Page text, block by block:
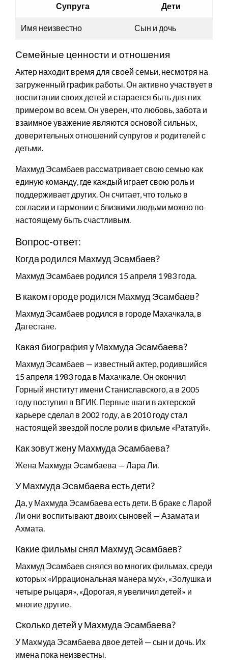
Супруга Дети
Имя неизвестно Сын и дочь
Семейные ценности и отношения
Актер находит время для своей семьи, несмотря на
загруженный график работы. Он активно участвует в
воспитании своих детей и старается быть для них
примером во всем. Он уверен, что любовь, забота и
взаимное уважение являются основой сильных,
доверительных отношений супругов и родителей с
детьми.
Махмуд Эсамбаев рассматривает свою семью как
единую команду, где каждый играет свою роль и
поддерживает других. Он считает, что только в
согласии и гармонии с близкими людьми можно по-
настоящему быть счастливым.
Вопрос-ответ:
Когда родился Махмуд Эсамбаев?
Махмуд Эсамбаев родился 15 апреля 1983 года.
В каком городе родился Махмуд Эсамбаев?
Махмуд Эсамбаев родился в городе Махачкала, в
Дагестане.
Какая биография у Махмуда Эсамбаева?
Махмуд Эсамбаев — известный актер, родившийся
15 апреля 1983 года в Махачкале. Он окончил
Горный институт имени Станиславского, а в 2005
году поступил в ВГИК. Первые шаги в актерской
карьере сделал в 2002 году, а в 2010 году стал
настоящей звездой после роли в фильме «Рататуй».
Как зовут жену Махмуда Эсамбаева?
Жена Махмуда Эсамбаева — Лара Ли.
У Махмуда Эсамбаева есть дети?
Да, у Махмуда Эсамбаева есть дети. В браке с Ларой
Ли они воспитывают двоих сыновей — Азамата и
Ахмата.
Какие фильмы снял Махмуд Эсамбаев?
Махмуд Эсамбаев снялся во многих фильмах, среди
которых «Иррациональная манера мух», «Золушка и
четыре рыцаря», «Дорогая, я увеличил детей» и
многие другие.
Сколько детей у Махмуда Эсамбаева?
У Махмуда Эсамбаева двое детей — сын и дочь. Их
имена пока неизвестны.